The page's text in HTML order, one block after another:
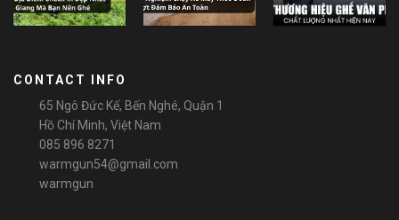
CONTACT INFO
65 Ngô Đức Kế, Bến Nghé, Quận 1
Hồ Chí Minh, Việt Nam
085 896 8271
warmgun54@gmail.com
warmgun